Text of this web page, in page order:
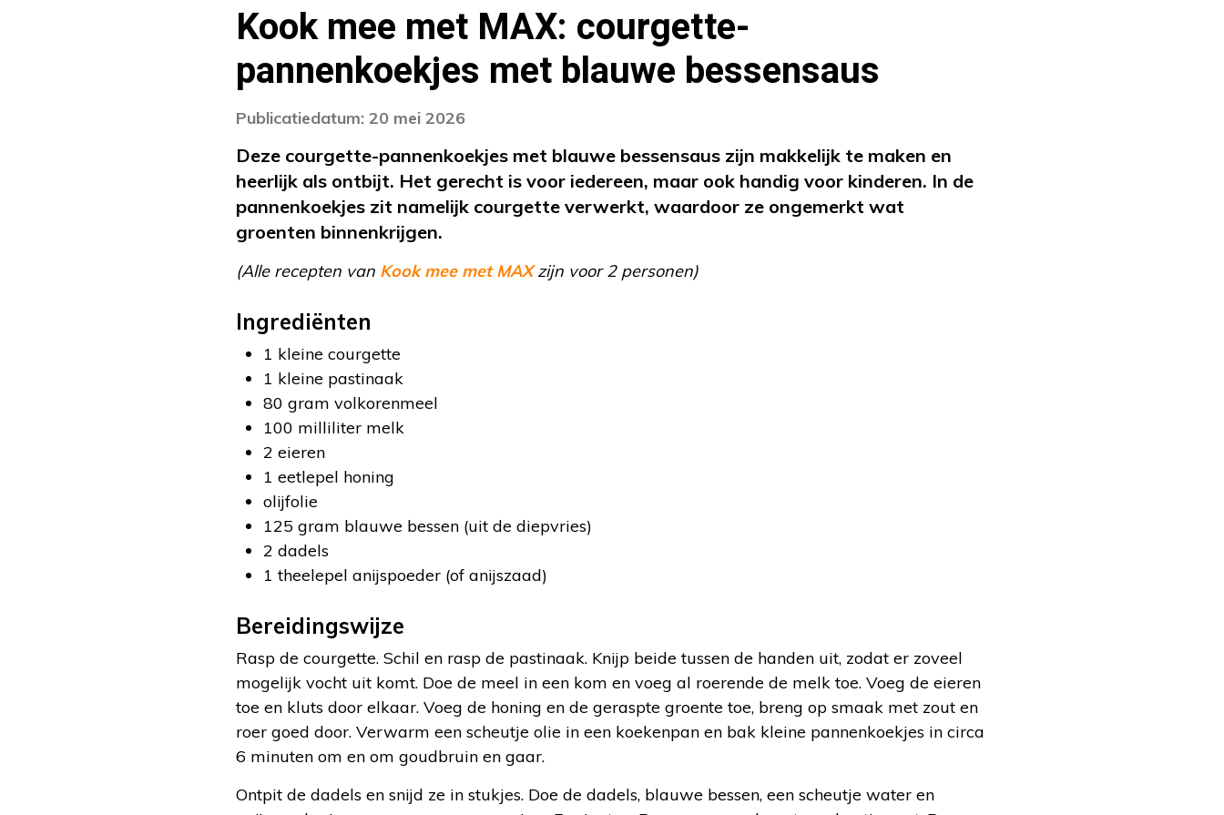
Kook mee met MAX: courgette-
pannenkoekjes met blauwe bessensaus
Publicatiedatum: 20 mei 2026
Deze courgette-pannenkoekjes met blauwe bessensaus zijn makkelijk te maken en
heerlijk als ontbijt. Het gerecht is voor iedereen, maar ook handig voor kinderen. In de
pannenkoekjes zit namelijk courgette verwerkt, waardoor ze ongemerkt wat
groenten binnenkrijgen.
(Alle recepten van Kook mee met MAXzijn voor 2 personen)
Ingrediënten
1 kleine courgette
1 kleine pastinaak
80 gram volkorenmeel
100 milliliter melk
2 eieren
1 eetlepel honing
olijfolie
125 gram blauwe bessen (uit de diepvries)
2 dadels
1 theelepel anijspoeder (of anijszaad)
Bereidingswijze
Rasp de courgette. Schil en rasp de pastinaak. Knijp beide tussen de handen uit, zodat er zoveel
mogelijk vocht uit komt. Doe de meel in een kom en voeg al roerende de melk toe. Voeg de eieren
toe en kluts door elkaar. Voeg de honing en de geraspte groente toe, breng op smaak met zout en
roer goed door. Verwarm een scheutje olie in een koekenpan en bak kleine pannenkoekjes in circa
6 minuten om en om goudbruin en gaar.
Ontpit de dadels en snijd ze in stukjes. Doe de dadels, blauwe bessen, een scheutje water en